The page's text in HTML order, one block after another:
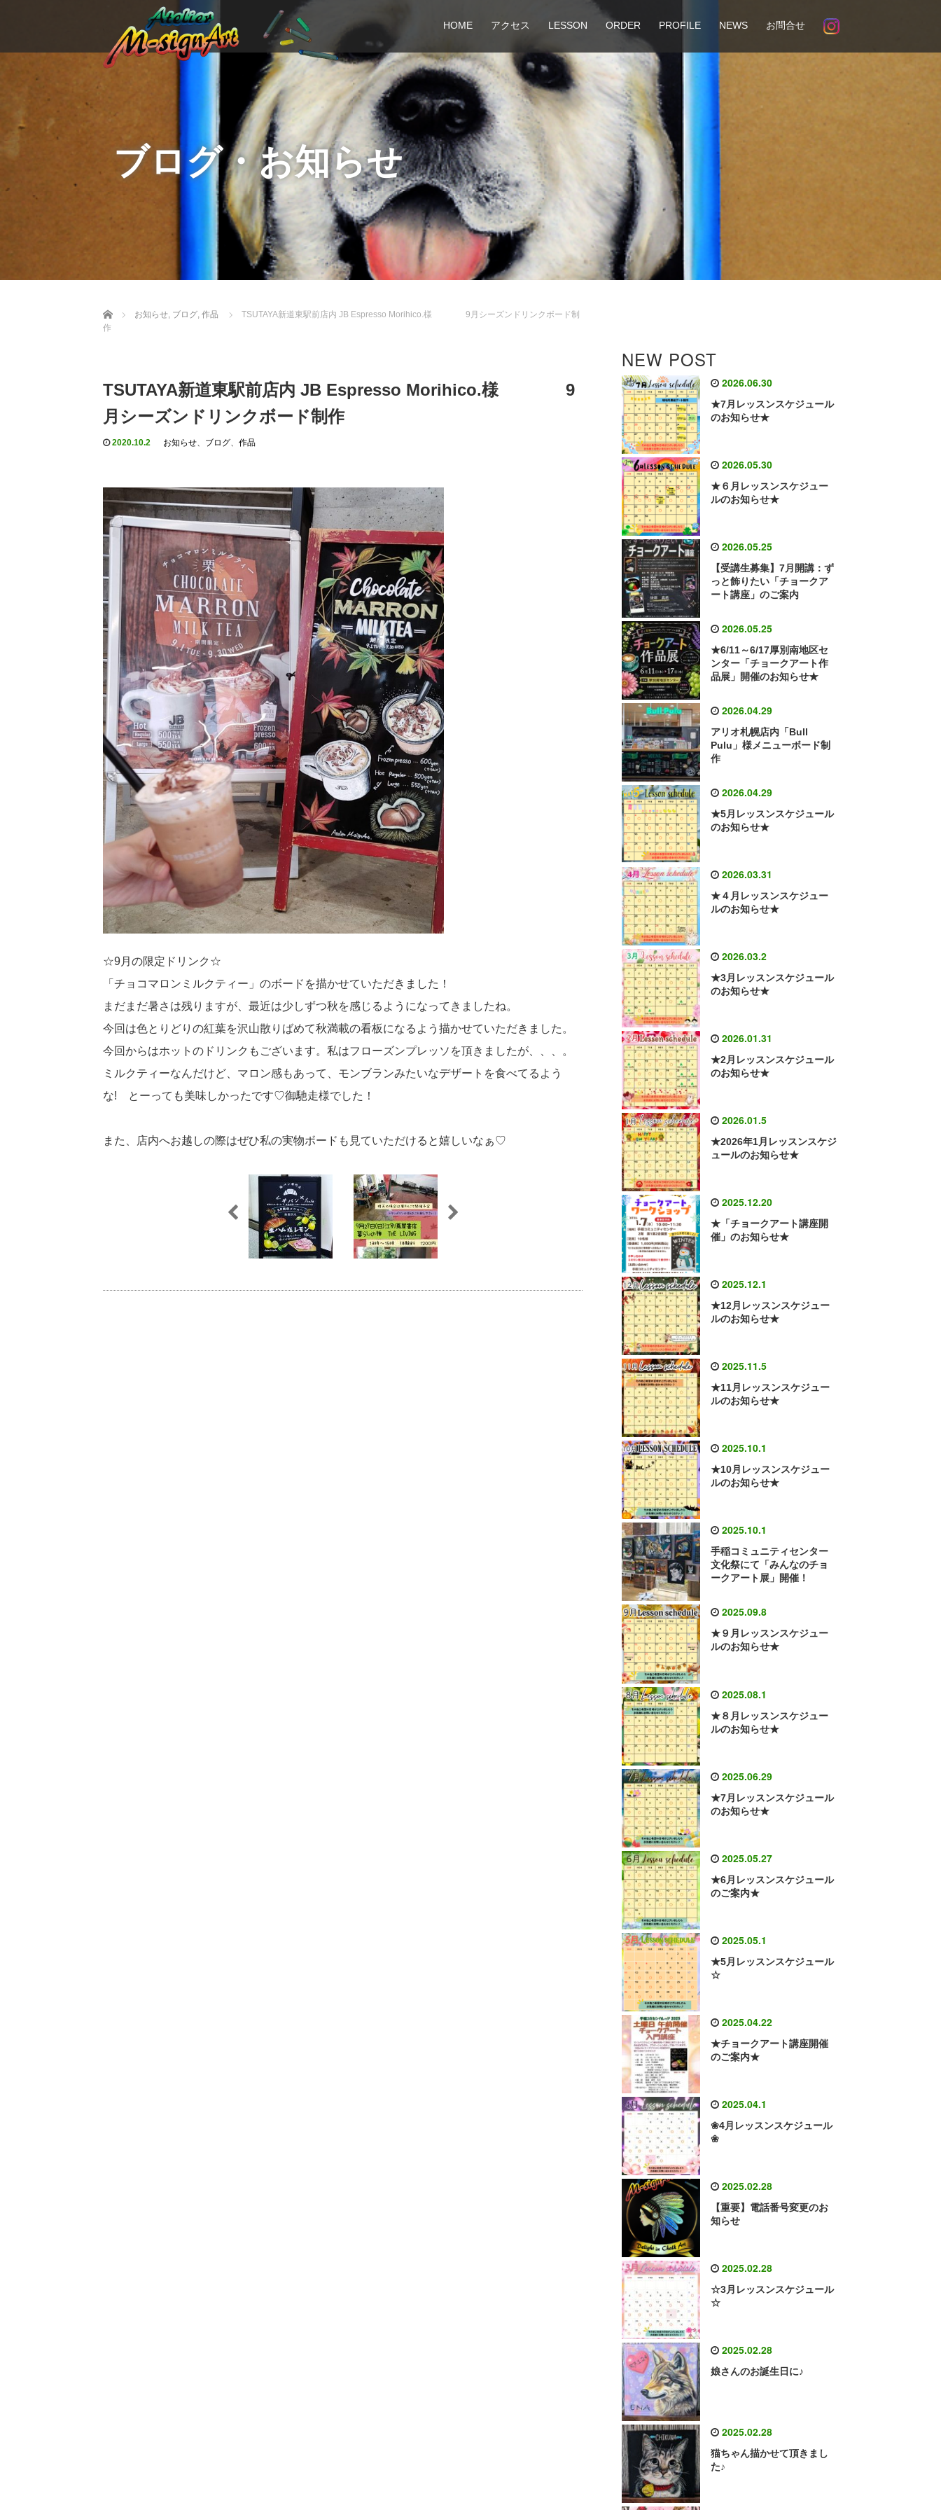
HOME アクセス LESSON ORDER PROFILE NEWS お問合せ
ブログ・お知らせ
Home お知らせ, ブログ, 作品
TSUTAYA新道東駅前店内 JB Espresso Morihico.様 9月シーズンドリンクボード制
作
TSUTAYA新道東駅前店内 JB Espresso Morihico.様 9
月シーズンドリンクボード制作
2020.10.2 お知らせ、 ブログ、 作品
☆9月の限定ドリンク☆
「チョコマロンミルクティー」のボードを描かせていただきました！
まだまだ暑さは残りますが、最近は少しずつ秋を感じるようになってきましたね。
今回は色とりどりの紅葉を沢山散りばめて秋満載の看板になるよう描かせていただきました。
今回からはホットのドリンクもございます。私はフローズンプレッソを頂きましたが、、、。
ミルクティーなんだけど、マロン感もあって、モンブランみたいなデザートを食べてるよう
な! とーっても美味しかったです♡御馳走様でした！
また、店内へお越しの際はぜひ私の実物ボードも見ていただけると嬉しいなぁ♡
NEW POST
2026.06.30
★7月レッスンスケジュール
のお知らせ★
2026.05.30
★６月レッスンスケジュー
ルのお知らせ★
2026.05.25
【受講生募集】7月開講：ず
っと飾りたい「チョークア
ート講座」のご案内
2026.05.25
★6/11～6/17厚別南地区セ
ンター「チョークアート作
品展」開催のお知らせ★
2026.04.29
アリオ札幌店内「Bull
Pulu」様メニューボード制
作
2026.04.29
★5月レッスンスケジュール
のお知らせ★
2026.03.31
★４月レッスンスケジュー
ルのお知らせ★
2026.03.2
★3月レッスンスケジュール
のお知らせ★
2026.01.31
★2月レッスンスケジュール
のお知らせ★
2026.01.5
★2026年1月レッスンスケジ
ュールのお知らせ★
2025.12.20
★「チョークアート講座開
催」のお知らせ★
2025.12.1
★12月レッスンスケジュー
ルのお知らせ★
2025.11.5
★11月レッスンスケジュー
ルのお知らせ★
2025.10.1
★10月レッスンスケジュー
ルのお知らせ★
2025.10.1
手稲コミュニティセンター
文化祭にて「みんなのチョ
ークアート展」開催！
2025.09.8
★９月レッスンスケジュー
ルのお知らせ★
2025.08.1
★８月レッスンスケジュー
ルのお知らせ★
2025.06.29
★7月レッスンスケジュール
のお知らせ★
2025.05.27
★6月レッスンスケジュール
のご案内★
2025.05.1
★5月レッスンスケジュール
☆
2025.04.22
★チョークアート講座開催
のご案内★
2025.04.1
❀4月レッスンスケジュール
❀
2025.02.28
【重要】電話番号変更のお
知らせ
2025.02.28
☆3月レッスンスケジュール
☆
2025.02.28
娘さんのお誕生日に♪
2025.02.28
猫ちゃん描かせて頂きまし
た♪